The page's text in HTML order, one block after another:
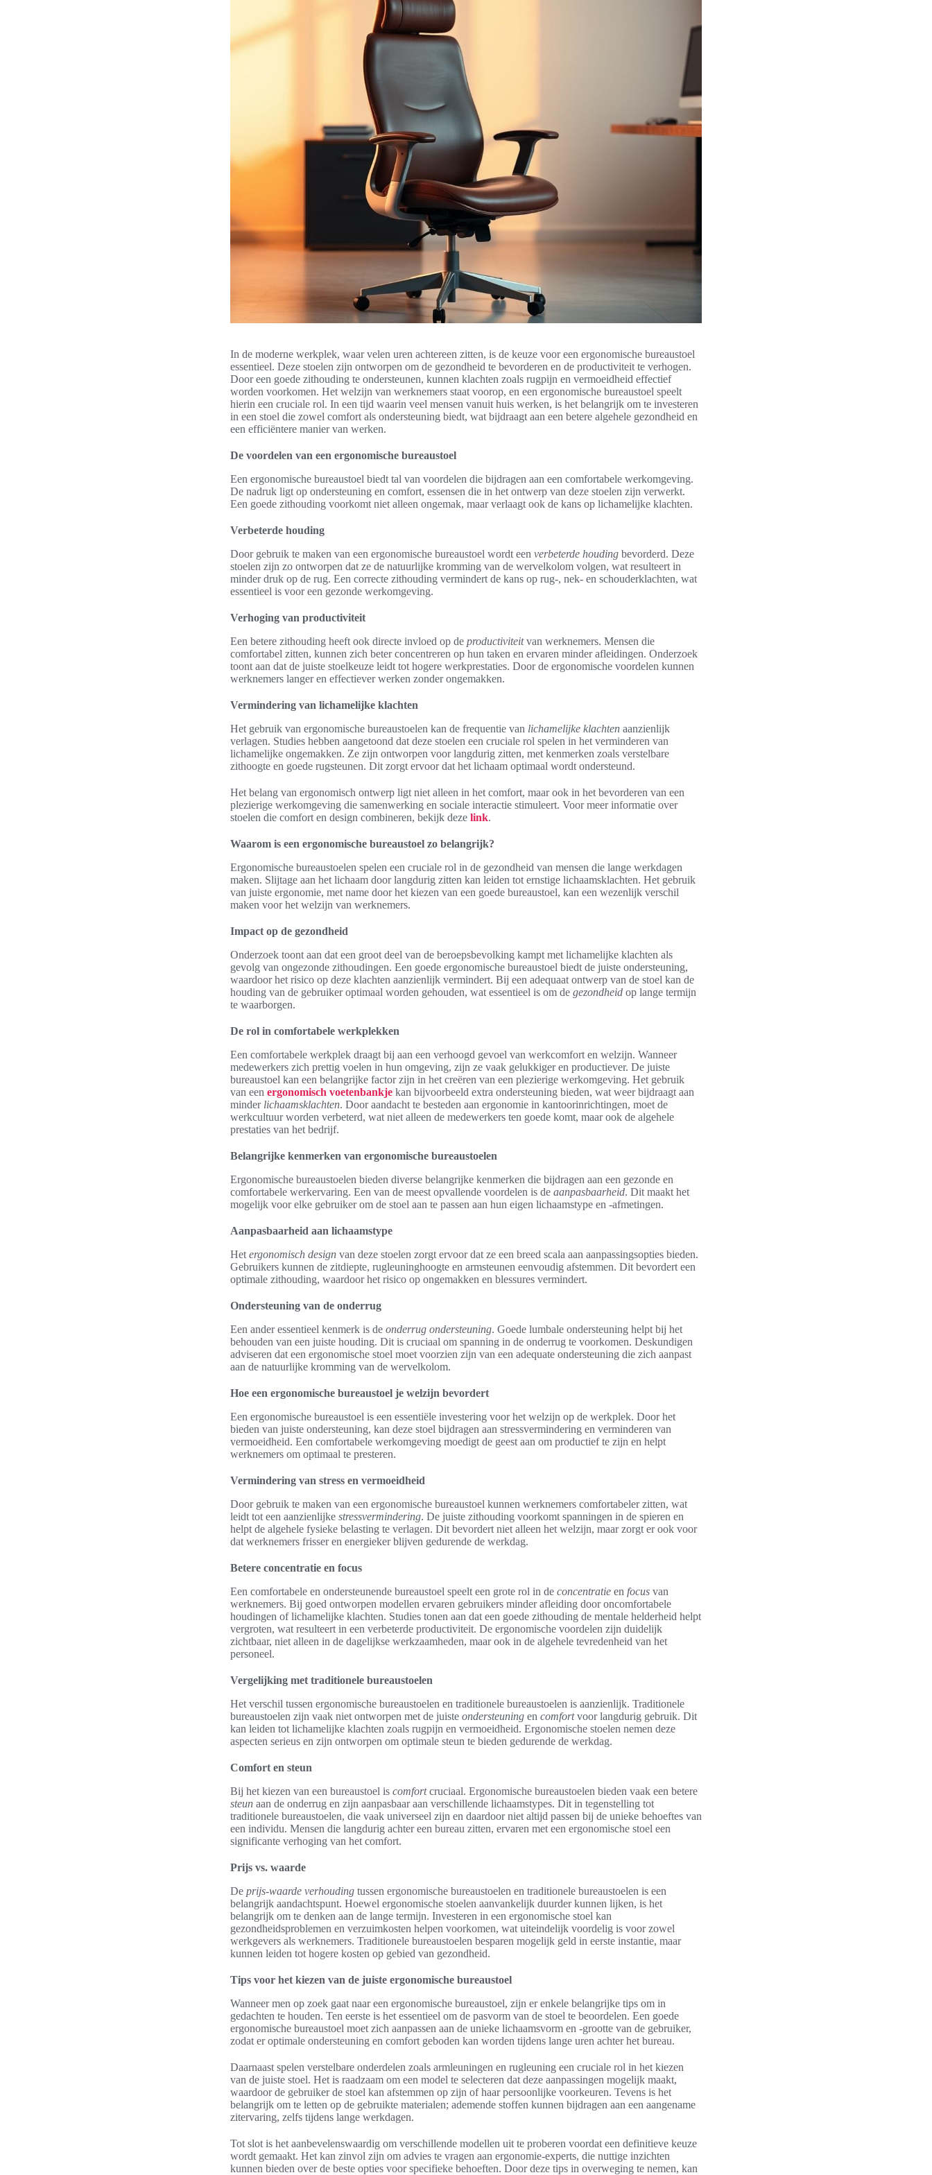
In de moderne werkplek, waar velen uren achtereen zitten, is de keuze voor een ergonomische bureaustoel
essentieel. Deze stoelen zijn ontworpen om de gezondheid te bevorderen en de productiviteit te verhogen.
Door een goede zithouding te ondersteunen, kunnen klachten zoals rugpijn en vermoeidheid effectief
worden voorkomen. Het welzijn van werknemers staat voorop, en een ergonomische bureaustoel speelt
hierin een cruciale rol. In een tijd waarin veel mensen vanuit huis werken, is het belangrijk om te investeren
in een stoel die zowel comfort als ondersteuning biedt, wat bijdraagt aan een betere algehele gezondheid en
een efficiëntere manier van werken.
De voordelen van een ergonomische bureaustoel
Een ergonomische bureaustoel biedt tal van voordelen die bijdragen aan een comfortabele werkomgeving.
De nadruk ligt op ondersteuning en comfort, essensen die in het ontwerp van deze stoelen zijn verwerkt.
Een goede zithouding voorkomt niet alleen ongemak, maar verlaagt ook de kans op lichamelijke klachten.
Verbeterde houding
Door gebruik te maken van een ergonomische bureaustoel wordt een verbeterde houding bevorderd. Deze
stoelen zijn zo ontworpen dat ze de natuurlijke kromming van de wervelkolom volgen, wat resulteert in
minder druk op de rug. Een correcte zithouding vermindert de kans op rug-, nek- en schouderklachten, wat
essentieel is voor een gezonde werkomgeving.
Verhoging van productiviteit
Een betere zithouding heeft ook directe invloed op de productiviteitvan werknemers. Mensen die
comfortabel zitten, kunnen zich beter concentreren op hun taken en ervaren minder afleidingen. Onderzoek
toont aan dat de juiste stoelkeuze leidt tot hogere werkprestaties. Door de ergonomische voordelen kunnen
werknemers langer en effectiever werken zonder ongemakken.
Vermindering van lichamelijke klachten
Het gebruik van ergonomische bureaustoelen kan de frequentie van lichamelijke klachten aanzienlijk
verlagen. Studies hebben aangetoond dat deze stoelen een cruciale rol spelen in het verminderen van
lichamelijke ongemakken. Ze zijn ontworpen voor langdurig zitten, met kenmerken zoals verstelbare
zithoogte en goede rugsteunen. Dit zorgt ervoor dat het lichaam optimaal wordt ondersteund.
Het belang van ergonomisch ontwerp ligt niet alleen in het comfort, maar ook in het bevorderen van een
plezierige werkomgeving die samenwerking en sociale interactie stimuleert. Voor meer informatie over
stoelen die comfort en design combineren, bekijk deze link.
Waarom is een ergonomische bureaustoel zo belangrijk?
Ergonomische bureaustoelen spelen een cruciale rol in de gezondheid van mensen die lange werkdagen
maken. Slijtage aan het lichaam door langdurig zitten kan leiden tot ernstige lichaamsklachten. Het gebruik
van juiste ergonomie, met name door het kiezen van een goede bureaustoel, kan een wezenlijk verschil
maken voor het welzijn van werknemers.
Impact op de gezondheid
Onderzoek toont aan dat een groot deel van de beroepsbevolking kampt met lichamelijke klachten als
gevolg van ongezonde zithoudingen. Een goede ergonomische bureaustoel biedt de juiste ondersteuning,
waardoor het risico op deze klachten aanzienlijk vermindert. Bij een adequaat ontwerp van de stoel kan de
houding van de gebruiker optimaal worden gehouden, wat essentieel is om de gezondheid op lange termijn
te waarborgen.
De rol in comfortabele werkplekken
Een comfortabele werkplek draagt bij aan een verhoogd gevoel van werkcomfort en welzijn. Wanneer
medewerkers zich prettig voelen in hun omgeving, zijn ze vaak gelukkiger en productiever. De juiste
bureaustoel kan een belangrijke factor zijn in het creëren van een plezierige werkomgeving. Het gebruik
van een ergonomisch voetenbankje kan bijvoorbeeld extra ondersteuning bieden, wat weer bijdraagt aan
minder lichaamsklachten. Door aandacht te besteden aan ergonomie in kantoorinrichtingen, moet de
werkcultuur worden verbeterd, wat niet alleen de medewerkers ten goede komt, maar ook de algehele
prestaties van het bedrijf.
Belangrijke kenmerken van ergonomische bureaustoelen
Ergonomische bureaustoelen bieden diverse belangrijke kenmerken die bijdragen aan een gezonde en
comfortabele werkervaring. Een van de meest opvallende voordelen is de aanpasbaarheid. Dit maakt het
mogelijk voor elke gebruiker om de stoel aan te passen aan hun eigen lichaamstype en -afmetingen.
Aanpasbaarheid aan lichaamstype
Het ergonomisch design van deze stoelen zorgt ervoor dat ze een breed scala aan aanpassingsopties bieden.
Gebruikers kunnen de zitdiepte, rugleuninghoogte en armsteunen eenvoudig afstemmen. Dit bevordert een
optimale zithouding, waardoor het risico op ongemakken en blessures vermindert.
Ondersteuning van de onderrug
Een ander essentieel kenmerk is de onderrug ondersteuning. Goede lumbale ondersteuning helpt bij het
behouden van een juiste houding. Dit is cruciaal om spanning in de onderrug te voorkomen. Deskundigen
adviseren dat een ergonomische stoel moet voorzien zijn van een adequate ondersteuning die zich aanpast
aan de natuurlijke kromming van de wervelkolom.
Hoe een ergonomische bureaustoel je welzijn bevordert
Een ergonomische bureaustoel is een essentiële investering voor het welzijn op de werkplek. Door het
bieden van juiste ondersteuning, kan deze stoel bijdragen aan stressvermindering en verminderen van
vermoeidheid. Een comfortabele werkomgeving moedigt de geest aan om productief te zijn en helpt
werknemers om optimaal te presteren.
Vermindering van stress en vermoeidheid
Door gebruik te maken van een ergonomische bureaustoel kunnen werknemers comfortabeler zitten, wat
leidt tot een aanzienlijke stressvermindering. De juiste zithouding voorkomt spanningen in de spieren en
helpt de algehele fysieke belasting te verlagen. Dit bevordert niet alleen het welzijn, maar zorgt er ook voor
dat werknemers frisser en energieker blijven gedurende de werkdag.
Betere concentratie en focus
Een comfortabele en ondersteunende bureaustoel speelt een grote rol in de concentratie en focus van
werknemers. Bij goed ontworpen modellen ervaren gebruikers minder afleiding door oncomfortabele
houdingen of lichamelijke klachten. Studies tonen aan dat een goede zithouding de mentale helderheid helpt
vergroten, wat resulteert in een verbeterde productiviteit. De ergonomische voordelen zijn duidelijk
zichtbaar, niet alleen in de dagelijkse werkzaamheden, maar ook in de algehele tevredenheid van het
personeel.
Vergelijking met traditionele bureaustoelen
Het verschil tussen ergonomische bureaustoelen en traditionele bureaustoelen is aanzienlijk. Traditionele
bureaustoelen zijn vaak niet ontworpen met de juiste ondersteuning en comfortvoor langdurig gebruik. Dit
kan leiden tot lichamelijke klachten zoals rugpijn en vermoeidheid. Ergonomische stoelen nemen deze
aspecten serieus en zijn ontworpen om optimale steun te bieden gedurende de werkdag.
Comfort en steun
Bij het kiezen van een bureaustoel is comfortcruciaal. Ergonomische bureaustoelen bieden vaak een betere
steun aan de onderrug en zijn aanpasbaar aan verschillende lichaamstypes. Dit in tegenstelling tot
traditionele bureaustoelen, die vaak universeel zijn en daardoor niet altijd passen bij de unieke behoeftes van
een individu. Mensen die langdurig achter een bureau zitten, ervaren met een ergonomische stoel een
significante verhoging van het comfort.
Prijs vs. waarde
De prijs-waarde verhouding tussen ergonomische bureaustoelen en traditionele bureaustoelen is een
belangrijk aandachtspunt. Hoewel ergonomische stoelen aanvankelijk duurder kunnen lijken, is het
belangrijk om te denken aan de lange termijn. Investeren in een ergonomische stoel kan
gezondheidsproblemen en verzuimkosten helpen voorkomen, wat uiteindelijk voordelig is voor zowel
werkgevers als werknemers. Traditionele bureaustoelen besparen mogelijk geld in eerste instantie, maar
kunnen leiden tot hogere kosten op gebied van gezondheid.
Tips voor het kiezen van de juiste ergonomische bureaustoel
Wanneer men op zoek gaat naar een ergonomische bureaustoel, zijn er enkele belangrijke tips om in
gedachten te houden. Ten eerste is het essentieel om de pasvorm van de stoel te beoordelen. Een goede
ergonomische bureaustoel moet zich aanpassen aan de unieke lichaamsvorm en -grootte van de gebruiker,
zodat er optimale ondersteuning en comfort geboden kan worden tijdens lange uren achter het bureau.
Daarnaast spelen verstelbare onderdelen zoals armleuningen en rugleuning een cruciale rol in het kiezen
van de juiste stoel. Het is raadzaam om een model te selecteren dat deze aanpassingen mogelijk maakt,
waardoor de gebruiker de stoel kan afstemmen op zijn of haar persoonlijke voorkeuren. Tevens is het
belangrijk om te letten op de gebruikte materialen; ademende stoffen kunnen bijdragen aan een aangename
zitervaring, zelfs tijdens lange werkdagen.
Tot slot is het aanbevelenswaardig om verschillende modellen uit te proberen voordat een definitieve keuze
wordt gemaakt. Het kan zinvol zijn om advies te vragen aan ergonomie-experts, die nuttige inzichten
kunnen bieden over de beste opties voor specifieke behoeften. Door deze tips in overweging te nemen, kan